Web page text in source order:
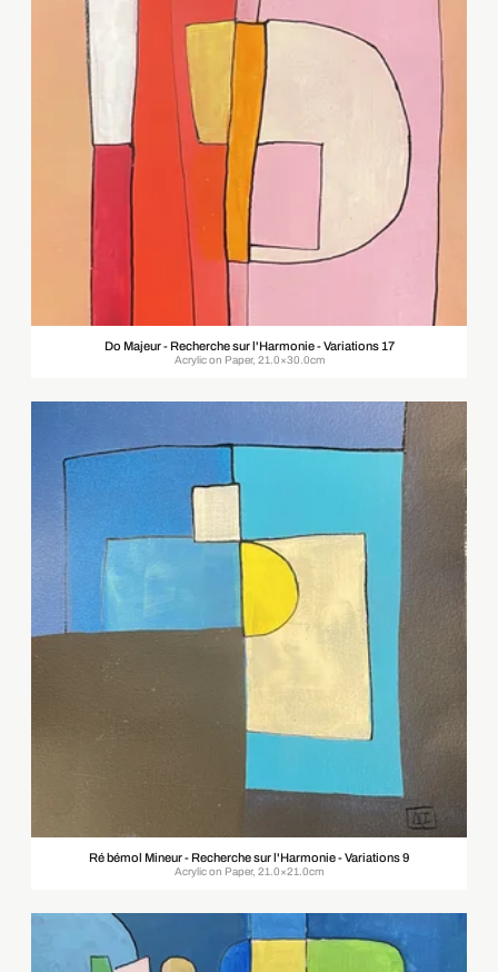
Do Majeur - Recherche sur l'Harmonie - Variations 17
Acrylic on Paper, 21.0×30.0cm
Ré bémol Mineur - Recherche sur l'Harmonie - Variations 9
Acrylic on Paper, 21.0×21.0cm